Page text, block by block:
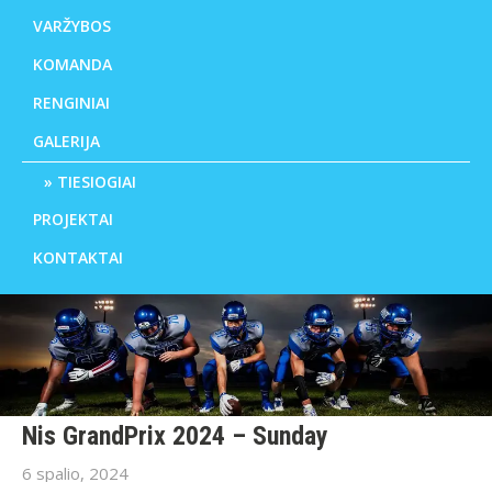
VARŽYBOS
KOMANDA
RENGINIAI
GALERIJA
TIESIOGIAI
PROJEKTAI
KONTAKTAI
Nis GrandPrix 2024 – Sunday
6 spalio, 2024